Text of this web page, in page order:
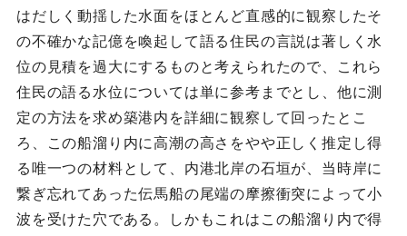
はだしく動揺した水面をほとんど直感的に観察したそ
の不確かな記億を喚起して語る住民の言説は著しく水
位の見積を過大にするものと考えられたので、これら
住民の語る水位については単に参考までとし、他に測
定の方法を求め築港内を詳細に観察して回ったとこ
ろ、この船溜り内に高潮の高さをやや正しく推定し得
る唯一つの材料として、内港北岸の石垣が、当時岸に
繋ぎ忘れてあった伝馬船の尾端の摩擦衝突によって小
波を受けた穴である。しかもこれはこの船溜り内で得